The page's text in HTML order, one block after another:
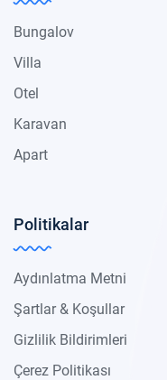
Bungalov
Villa
Otel
Karavan
Apart
Politikalar
Aydınlatma Metni
Şartlar & Koşullar
Gizlilik Bildirimleri
Çerez Politikası